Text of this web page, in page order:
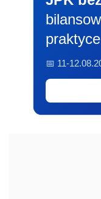
praktyce
📅 11-